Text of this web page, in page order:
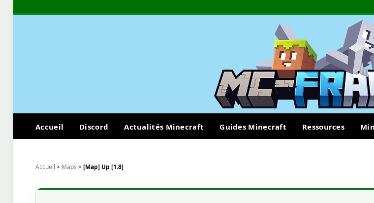
Accueil Discord Actualités Minecraft Guides Minecraft Ressources
Accueil > Maps >[Map] Up [1.8]